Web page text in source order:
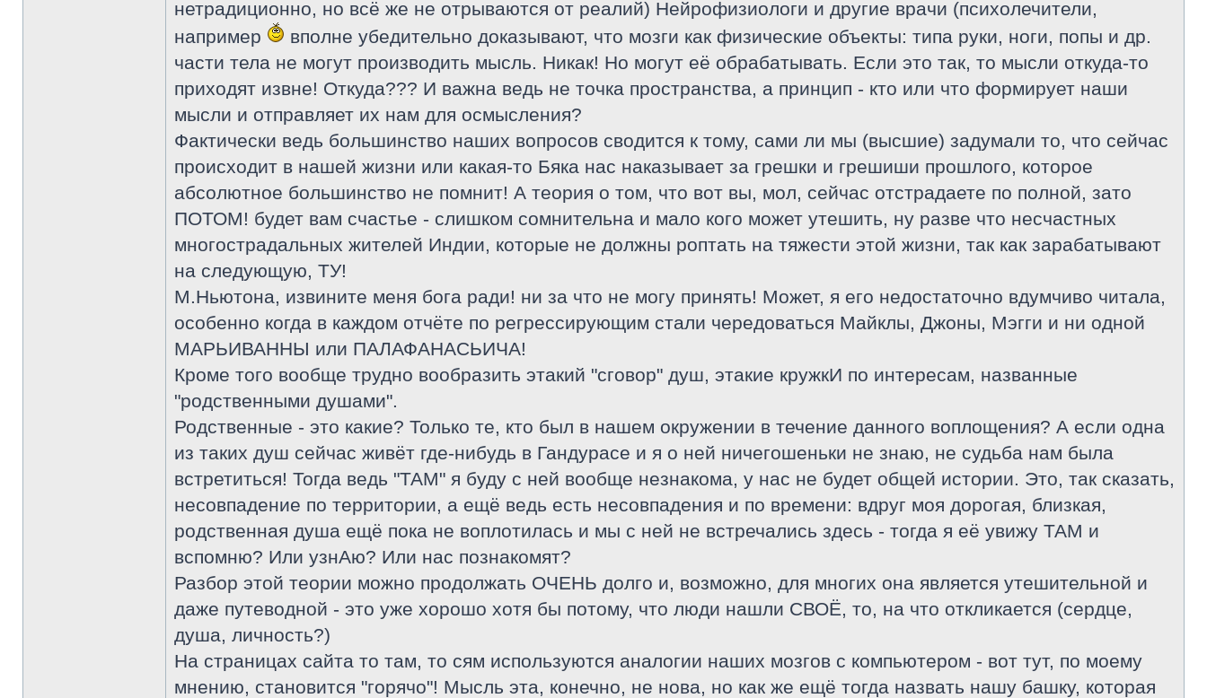
нетрадиционно, но всё же не отрываются от реалий) Нейрофизиологи и другие врачи (психолечители,
например
вполне убедительно доказывают, что мозги как физические объекты: типа руки, ноги, попы и др.
части тела не могут производить мысль. Никак! Но могут её обрабатывать. Если это так, то мысли откуда-то
приходят извне! Откуда??? И важна ведь не точка пространства, а принцип - кто или что формирует наши
мысли и отправляет их нам для осмысления?
Фактически ведь большинство наших вопросов сводится к тому, сами ли мы (высшие) задумали то, что сейчас
происходит в нашей жизни или какая-то Бяка нас наказывает за грешки и грешиши прошлого, которое
абсолютное большинство не помнит! А теория о том, что вот вы, мол, сейчас отстрадаете по полной, зато
ПОТОМ! будет вам счастье - слишком сомнительна и мало кого может утешить, ну разве что несчастных
многострадальных жителей Индии, которые не должны роптать на тяжести этой жизни, так как зарабатывают
на следующую, ТУ!
М.Ньютона, извините меня бога ради! ни за что не могу принять! Может, я его недостаточно вдумчиво читала,
особенно когда в каждом отчёте по регрессирующим стали чередоваться Майклы, Джоны, Мэгги и ни одной
МАРЬИВАННЫ или ПАЛАФАНАСЬИЧА!
Кроме того вообще трудно вообразить этакий "сговор" душ, этакие кружкИ по интересам, названные
"родственными душами".
Родственные - это какие? Только те, кто был в нашем окружении в течение данного воплощения? А если одна
из таких душ сейчас живёт где-нибудь в Гандурасе и я о ней ничегошеньки не знаю, не судьба нам была
встретиться! Тогда ведь "ТАМ" я буду с ней вообще незнакома, у нас не будет общей истории. Это, так сказать,
несовпадение по территории, а ещё ведь есть несовпадения и по времени: вдруг моя дорогая, близкая,
родственная душа ещё пока не воплотилась и мы с ней не встречались здесь - тогда я её увижу ТАМ и
вспомню? Или узнАю? Или нас познакомят?
Разбор этой теории можно продолжать ОЧЕНЬ долго и, возможно, для многих она является утешительной и
даже путеводной - это уже хорошо хотя бы потому, что люди нашли СВОЁ, то, на что откликается (сердце,
душа, личность?)
На страницах сайта то там, то сям используются аналогии наших мозгов с компьютером - вот тут, по моему
мнению, становится "горячо"! Мысль эта, конечно, не нова, но как же ещё тогда назвать нашу башку, которая